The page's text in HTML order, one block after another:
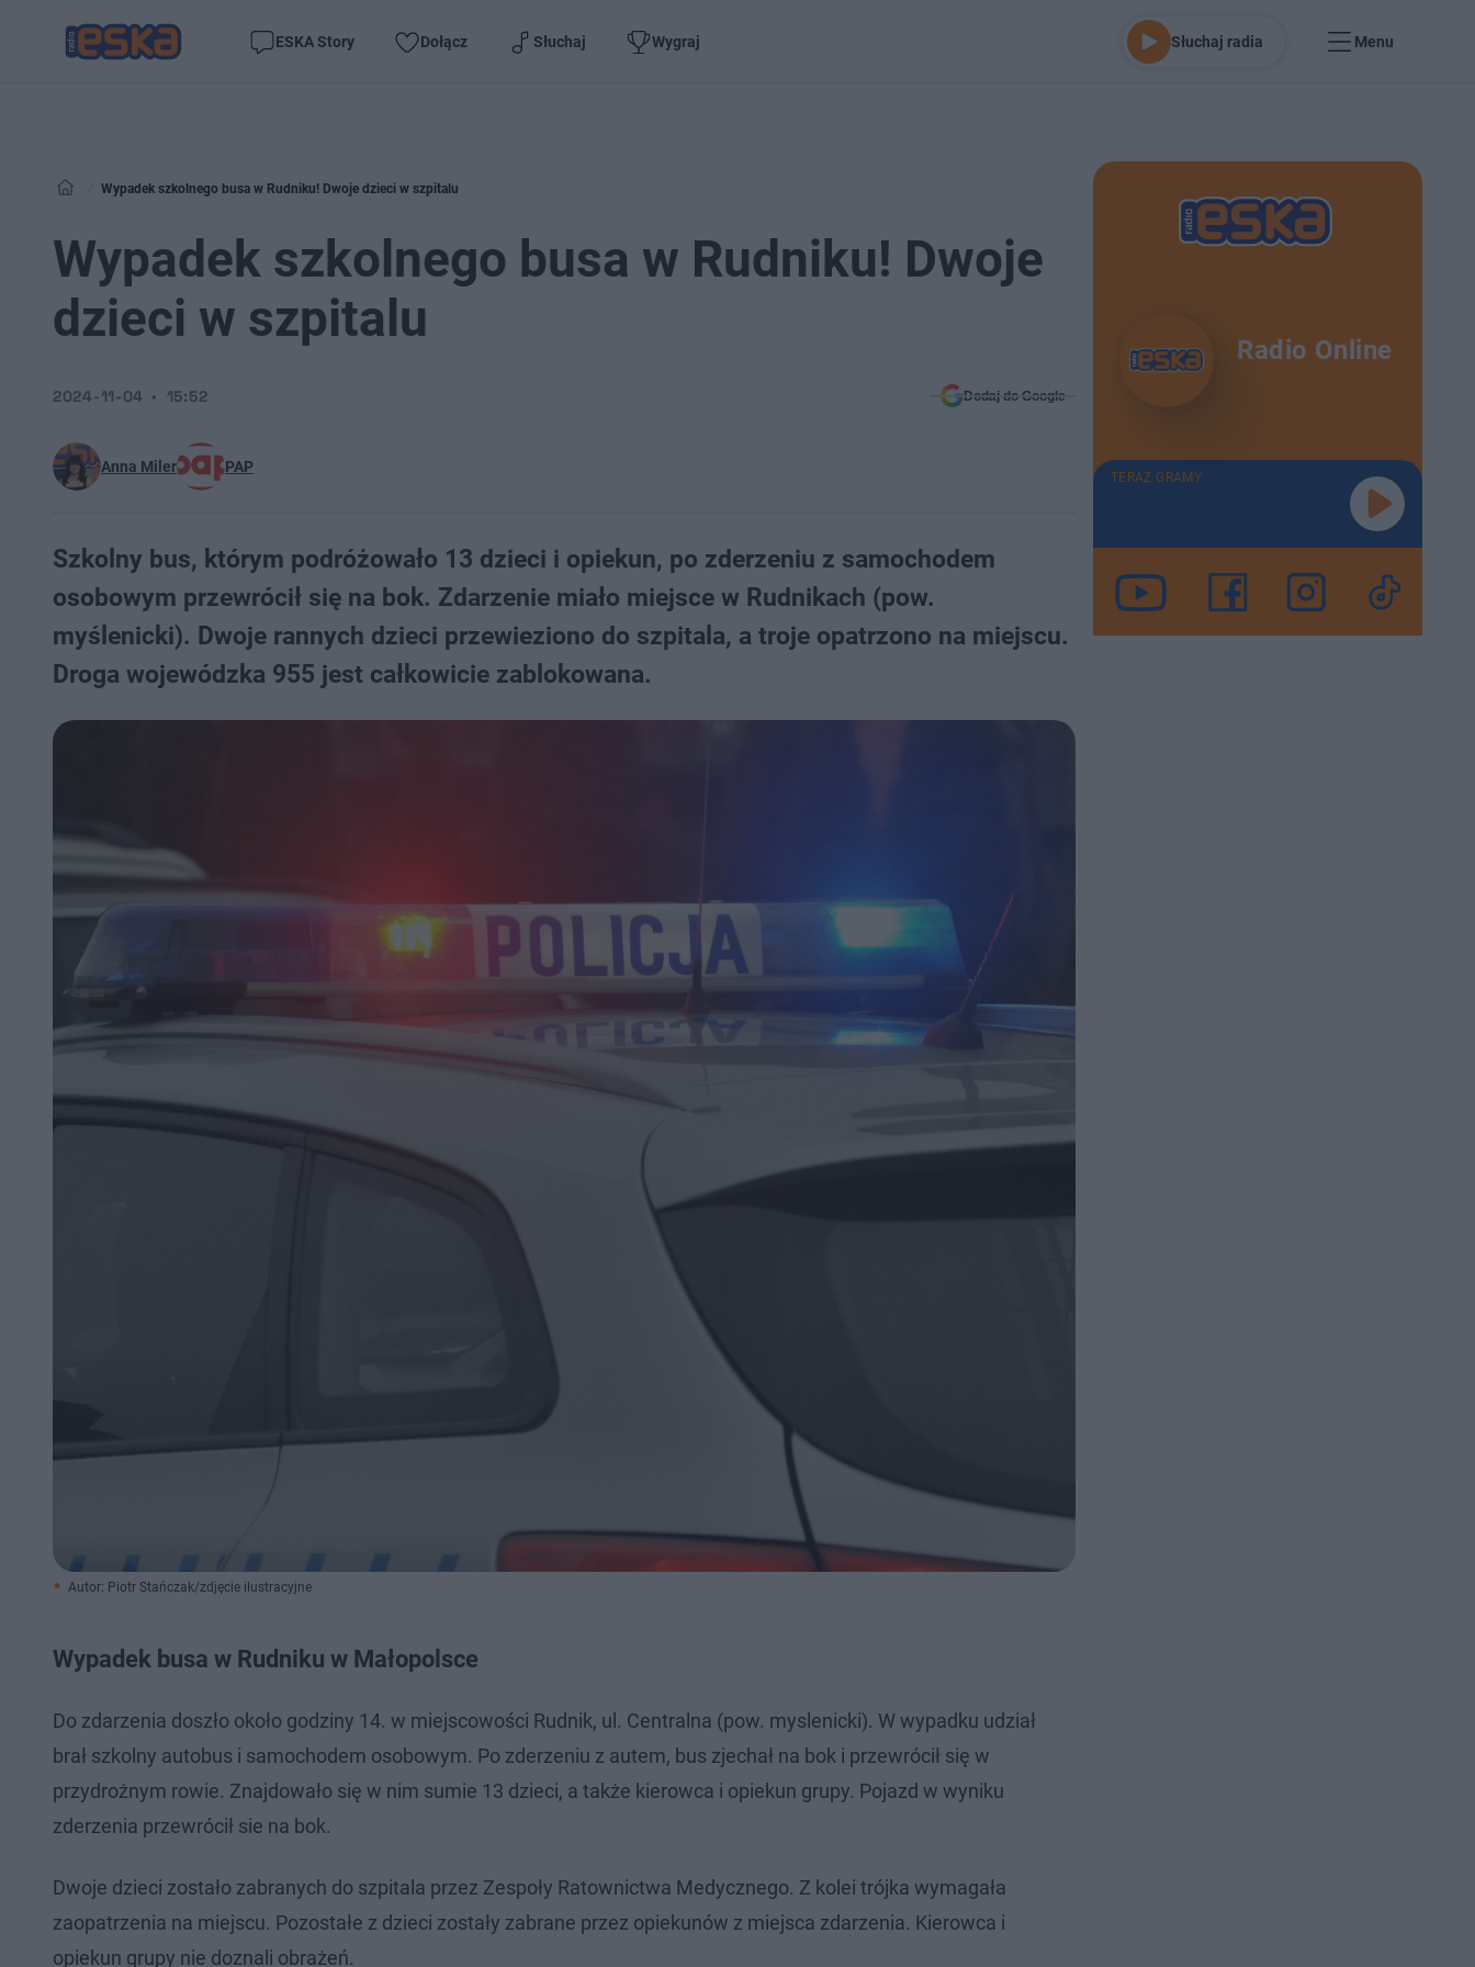
ESKA Story Dołącz Słuchaj Wygraj Słuchaj radia Menu
Wypadek szkolnego busa w Rudniku! Dwoje dzieci w szpitalu
Wypadek szkolnego busa w Rudniku! Dwoje
dzieci w szpitalu
Anna Miler PAP
2024-11-04 15:52 Dodaj do Google
Szkolny bus, którym podróżowało 13 dzieci i opiekun, po zderzeniu z samochodem
osobowym przewrócił się na bok. Zdarzenie miało miejsce w Rudnikach (pow.
myślenicki). Dwoje rannych dzieci przewieziono do szpitala, a troje opatrzono na miejscu.
Droga wojewódzka 955 jest całkowicie zablokowana.
Autor: Piotr Stańczak/zdjęcie ilustracyjne
Wypadek busa w Rudniku w Małopolsce
Do zdarzenia doszło około godziny 14. w miejscowości Rudnik, ul. Centralna (pow. myslenicki). W wypadku udział
brał szkolny autobus i samochodem osobowym. Po zderzeniu z autem, bus zjechał na bok i przewrócił się w
przydrożnym rowie. Znajdowało się w nim sumie 13 dzieci, a także kierowca i opiekun grupy. Pojazd w wyniku
zderzenia przewrócił sie na bok.
Dwoje dzieci zostało zabranych do szpitala przez Zespoły Ratownictwa Medycznego. Z kolei trójka wymagała
zaopatrzenia na miejscu. Pozostałe z dzieci zostały zabrane przez opiekunów z miejsca zdarzenia. Kierowca i
opiekun grupy nie doznali obrażeń.
Radio Online
TERAZ GRAMY